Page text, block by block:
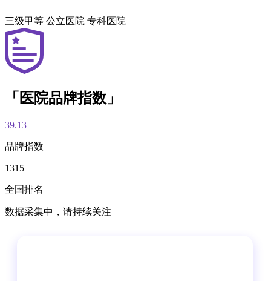
三级甲等 公立医院 专科医院
「医院品牌指数」
39.13
品牌指数
1315
全国排名
数据采集中，请持续关注